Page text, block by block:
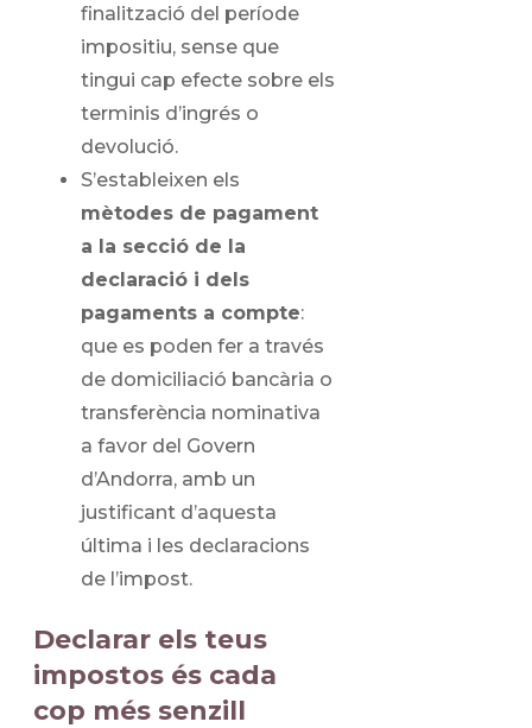
finalització del període
impositiu, sense que
tingui cap efecte sobre els
terminis d’ingrés o
devolució.
S’estableixen els
mètodes de pagament
a la secció de la
declaració i dels
pagaments a compte:
que es poden fer a través
de domiciliació bancària o
transferència nominativa
a favor del Govern
d’Andorra, amb un
justificant d’aquesta
última i les declaracions
de l’impost.
Declarar els teus
impostos és cada
cop més senzill